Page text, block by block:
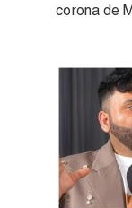
corona de